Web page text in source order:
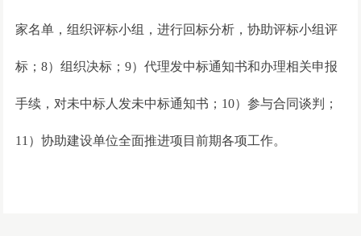
家名单，组织评标小组，进行回标分析，协助评标小组评
标；8）组织决标；9）代理发中标通知书和办理相关申报
手续，对未中标人发未中标通知书；10）参与合同谈判；
11）协助建设单位全面推进项目前期各项工作。